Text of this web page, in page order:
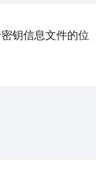
钥信息文件的位